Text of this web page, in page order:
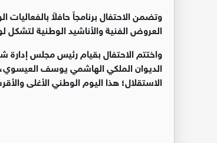
وتضمن الاحتفال برنامجاً حافلاً بالفعاليات
العروض الفنية والأناشيد الوطنية لتشكل
واختتم الاحتفال بقيام رئيس مجلس إدارة
الديوان الملكي الهاشمي يوسف العيسوي،
الاستقلال؛ هذا اليوم الوطني الأغلى